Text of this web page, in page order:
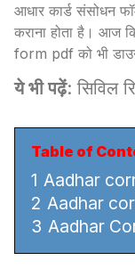
आधार कार्ड संसोधन
कराना होता है। आज
form pdf को भी
ये भी पढ़ें:सिविल
Table of
1 Aadhar
2 Aadhar
3 Aadhar